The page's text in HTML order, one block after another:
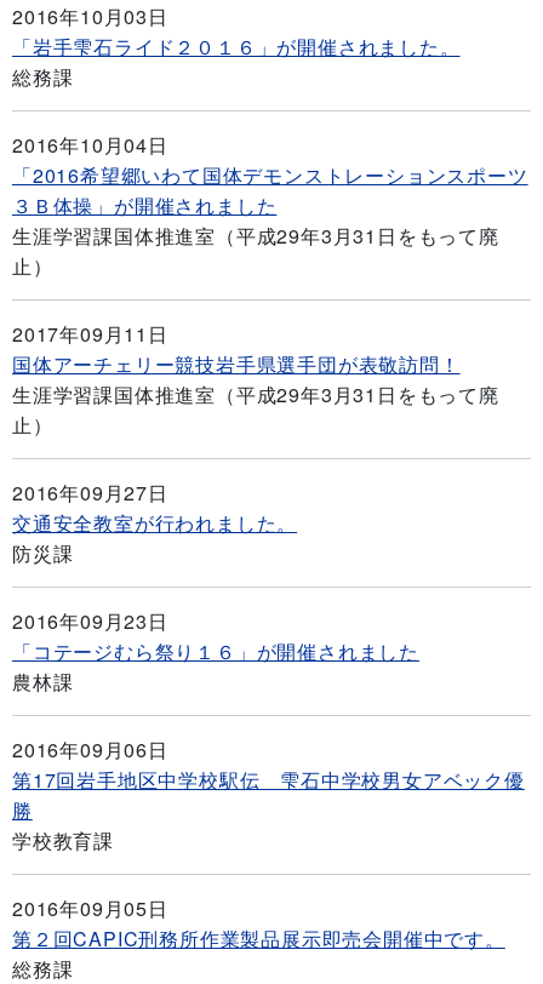
2016年10月03日
「岩手雫石ライド２０１６」が開催されました。
総務課
2016年10月04日
「2016希望郷いわて国体デモンストレーションスポーツ
３Ｂ体操」が開催されました
生涯学習課国体推進室（平成29年3月31日をもって廃
止）
2017年09月11日
国体アーチェリー競技岩手県選手団が表敬訪問！
生涯学習課国体推進室（平成29年3月31日をもって廃
止）
2016年09月27日
交通安全教室が行われました。
防災課
2016年09月23日
「コテージむら祭り１６」が開催されました
農林課
2016年09月06日
第17回岩手地区中学校駅伝 雫石中学校男女アベック優
勝
学校教育課
2016年09月05日
第２回CAPIC刑務所作業製品展示即売会開催中です。
総務課